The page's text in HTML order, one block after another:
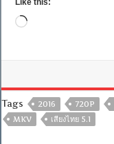
Like this:
Loading…
Tags 2016 720P
MKV
เสียงไทย 5.1